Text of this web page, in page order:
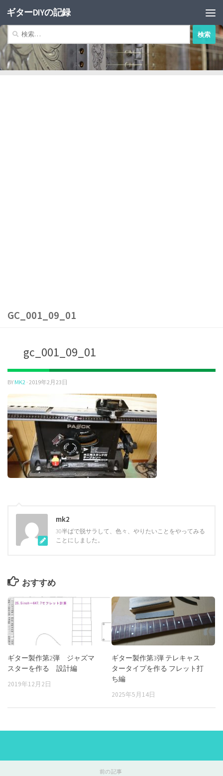
コンテンツへスキップ
ギターDIYの記録
索:
GC_001_09_01
gc_001_09_01
BY MK2 · 2019年2月23日
mk2
30半ばで脱サラして、色々、やりたいことをやってみる
ことにしました。
おすすめ
ギター製作第2弾 ジャズマ
スターを作る 設計編
2019年12月2日
ギター製作第3弾 テレキャス
タータイプを作る フレット打
ち編
2025年5月14日
前の記事